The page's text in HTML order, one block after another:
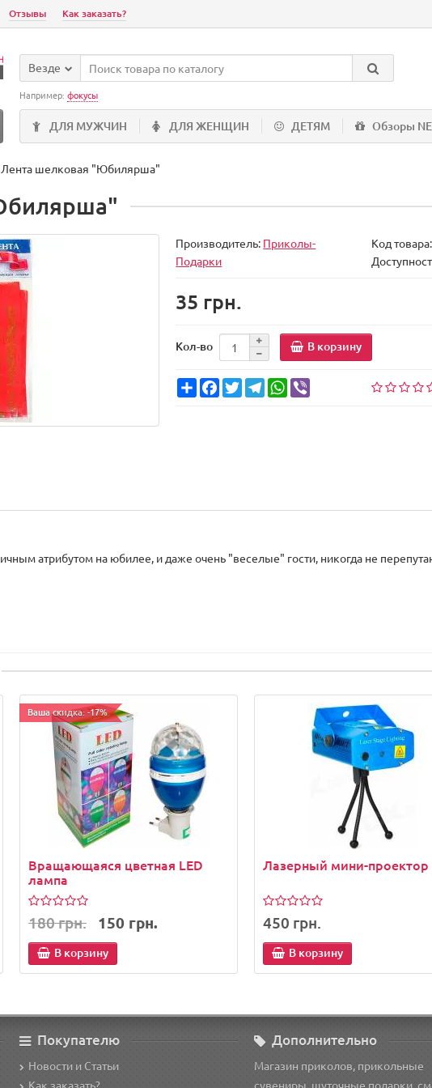
Отзывы Как заказать?
Везде
Например: фокусы
ДЛЯ МУЖЧИН ДЛЯ ЖЕНЩИН ДЕТЯМ Обзоры
Лента шелковая "Юбилярша"
Производитель: Приколы-
Подарки
Код товара:
35 грн.
Кол-во В корзину
ShareFacebook
TwitterTelegramWhatsApp
атрибутом на юбилее, и даже очень "веселые" гости, никогда не
Ваша скидка: -17%
Вращающаяся цветная LED
лампа
180 грн. 150 грн.
В корзину
Лазерный мини-проектор
450 грн.
В корзину
Покупателю
Новости и Статьи
Как заказать?
Дополнительно
Магазин приколов, прикольные
сувениры, шуточные подарки,